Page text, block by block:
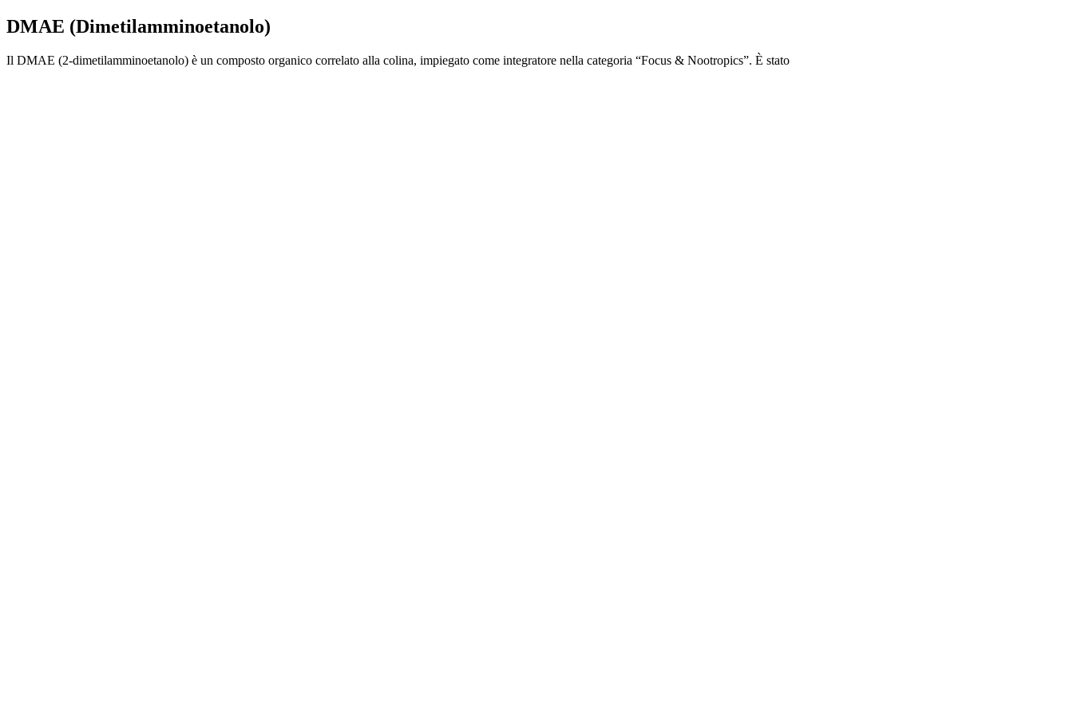
DMAE (Dimetilamminoetanolo)
Il DMAE (2-dimetilamminoetanolo) è un composto organico correlato alla colina, impiegato come integratore nella categoria “Focus & Nootropics”. È stato